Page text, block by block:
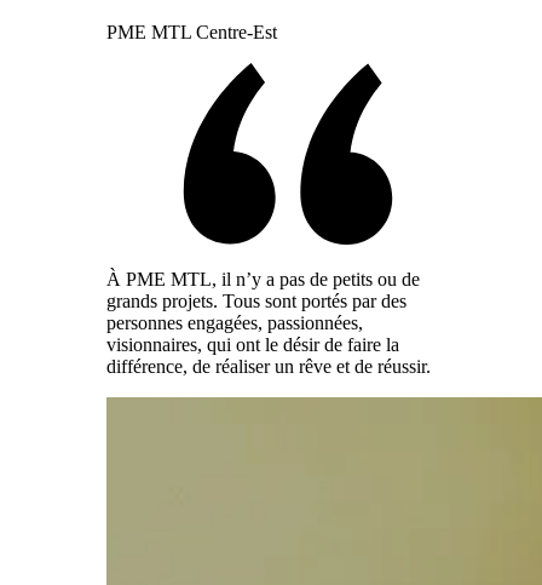
PME MTL Centre-Est
À PME MTL, il n’y a pas de petits ou de
grands projets. Tous sont portés par des
personnes engagées, passionnées,
visionnaires, qui ont le désir de faire la
différence, de réaliser un rêve et de réussir.